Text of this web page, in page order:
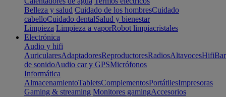
Belleza y salud Cuidado de los hombresCuidado
cabelloCuidado dentalSalud y bienestar
Limpieza Limpieza a vaporRobot limpiacristales
Electrónica
Audio y hifi
AuricularesAdaptadoresReproductoresRadiosAltavocesHifi
de sonidoAudio car y GPSMicrófonos
Informática
AlmacenamientoTabletsComplementosPortátilesImpresoras
Gaming & streaming Monitores gamingAccesorios